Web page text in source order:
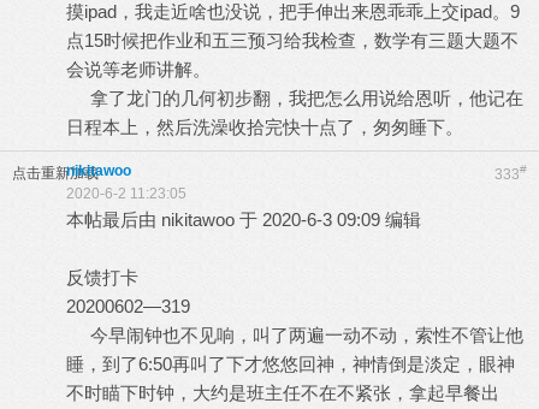
摸ipad，我走近啥也没说，把手伸出来恩乖乖上交ipad。9
点15时候把作业和五三预习给我检查，数学有三题大题不
会说等老师讲解。
拿了龙门的几何初步翻，我把怎么用说给恩听，他记在
日程本上，然后洗澡收拾完快十点了，匆匆睡下。
点击重新加载 333#
nikitawoo
2020-6-2 11:23:05
本帖最后由 nikitawoo 于 2020-6-3 09:09 编辑
反馈打卡
20200602—319
今早闹钟也不见响，叫了两遍一动不动，索性不管让他
睡，到了6:50再叫了下才悠悠回神，神情倒是淡定，眼神
不时瞄下时钟，大约是班主任不在不紧张，拿起早餐出